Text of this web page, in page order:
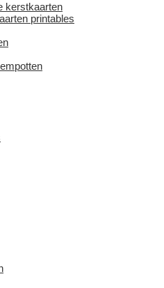
kerstkaarten
printables